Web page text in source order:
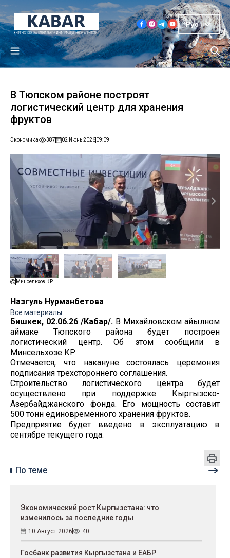
Рус
В Тюпском районе построят
логистический центр для хранения
фруктов
Экономика 387 02 Июнь 202609:09
Минсельхоз КР
Назгуль Нурманбетова
Все материалы
Бишкек, 02.06.26 /Кабар/. В Михайловском айылном
аймаке Тюпского района будет построен
логистический центр. Об этом сообщили в
Минсельхозе КР.
Отмечается, что накануне состоялась церемония
подписания трехстороннего соглашения.
Строительство логистического центра будет
осуществлено при поддержке Кыргызско-
Азербайджанского фонда. Его мощность составит
500 тонн единовременного хранения фруктов.
Предприятие будет введено в эксплуатацию в
сентябре текущего года.
По теме
Экономический рост Кыргызстана: что
изменилось за последние годы
10 Август 2026 40
Госбанк развития Кыргызстана и ЕАБР